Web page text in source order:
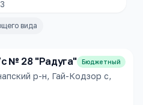
вида
№ 28 "Радуга" Бюджетный
р-н, Гай-Кодзор с,